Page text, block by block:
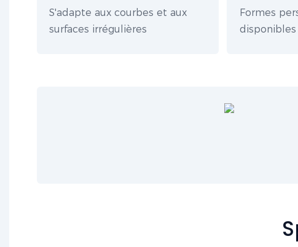
S'adapte aux courbes et aux
surfaces irrégulières
Formes
disponibles